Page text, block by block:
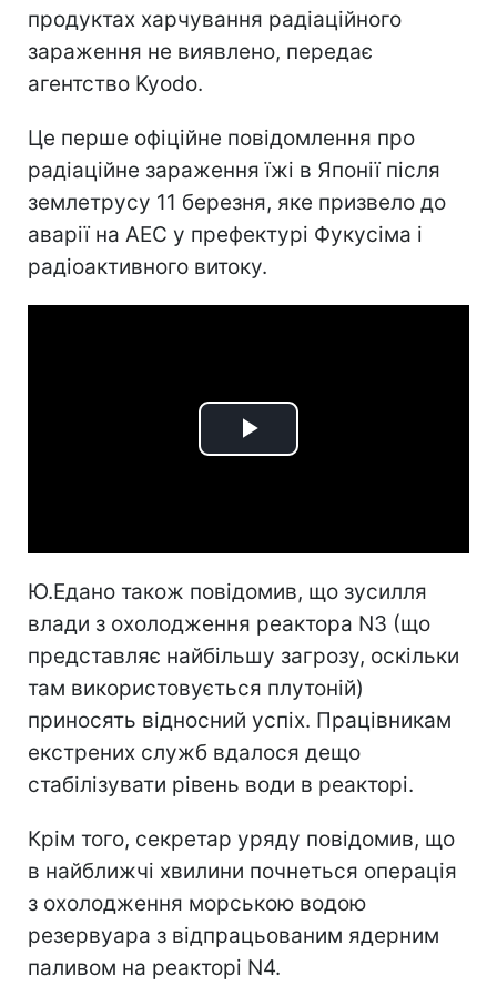
продуктах харчування радіаційного
зараження не виявлено, передає
агентство Kyodo.
Це перше офіційне повідомлення про
радіаційне зараження їжі в Японії після
землетрусу 11 березня, яке призвело до
аварії на АЕС у префектурі Фукусіма і
радіоактивного витоку.
Play
Ю.Едано також повідомив, що зусилля
влади з охолодження реактора N3 (що
представляє найбільшу загрозу, оскільки
там використовується плутоній)
приносять відносний успіх. Працівникам
екстрених служб вдалося дещо
стабілізувати рівень води в реакторі.
Крім того, секретар уряду повідомив, що
в найближчі хвилини почнеться операція
з охолодження морською водою
резервуара з відпрацьованим ядерним
паливом на реакторі N4.